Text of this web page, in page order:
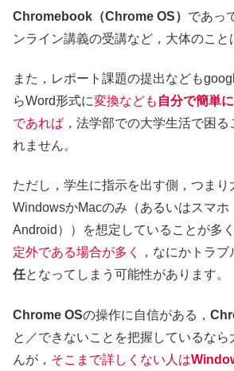
Chromebook（Chrome OS） であっ
ンライン講義の受講など，大体のこと
また，レポート課題の提出なども
らWord形式に変換なども 自分で簡単
であれば ，法学部での大学生活で困
れません。
ただし，学生に指示を出す側，つまり
WindowsかMacのみ（あるいはスマホ
Android））を想定していることが多く
定外である場合が多く
，なにかトラ
任となってしまう可能性があります。
Chrome OSの操作に自信がある，
と／できないことを把握しているな
んが， そこまで詳しくない人は